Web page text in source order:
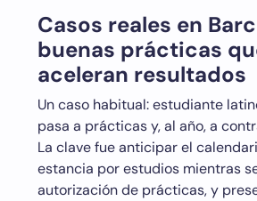
Casos reales en
buenas prácticas
aceleran resultados
Un caso habitual: estudiante
pasa a prácticas y, al año, a
La clave fue anticipar el
estancia por estudios mientras
autorización de prácticas, y